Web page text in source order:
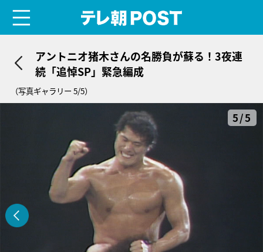
アントニオ猪木さんの名勝負が蘇る！3夜連
続「追悼SP」緊急編成
（写真ギャラリー 5/5）
5/5